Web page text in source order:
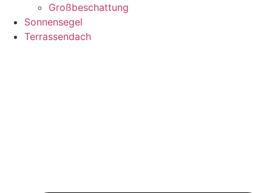
Großbeschattung
Sonnensegel
Terrassendach